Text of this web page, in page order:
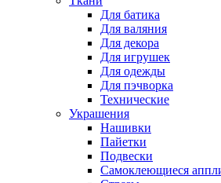
Для батика
Для валяния
Для декора
Для игрушек
Для одежды
Для пэчворка
Технические
Украшения
Нашивки
Пайетки
Подвески
Самоклеющиеся